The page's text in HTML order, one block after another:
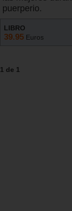
puerperio.
LIBRO
39.95 Euros
1 de 1